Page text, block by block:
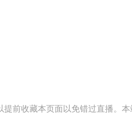
前收藏本页面以免错过直播。